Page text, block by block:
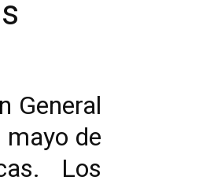
General
de
Los